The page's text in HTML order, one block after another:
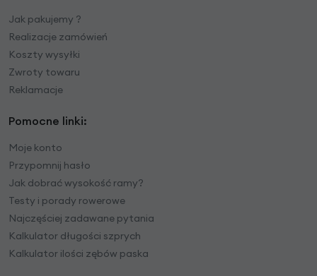
Jak pakujemy ?
Realizacje zamówień
Koszty wysyłki
Zwroty towaru
Reklamacje
Pomocne linki:
Moje konto
Przypomnij hasło
Jak dobrać wysokość ramy?
Testy i porady rowerowe
Najczęściej zadawane pytania
Kalkulator długości szprych
Kalkulator ilości zębów paska